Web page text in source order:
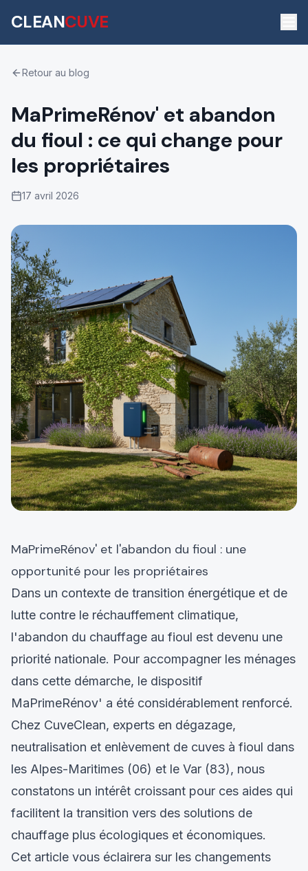
CLEANCUVE
Retour au blog
MaPrimeRénov' et abandon
du fioul : ce qui change pour
les propriétaires
17 avril 2026
MaPrimeRénov' et l'abandon du fioul : une
opportunité pour les propriétaires
Dans un contexte de transition énergétique et de
lutte contre le réchauffement climatique,
l'abandon du chauffage au fioul est devenu une
priorité nationale. Pour accompagner les ménages
dans cette démarche, le dispositif
MaPrimeRénov' a été considérablement renforcé.
Chez CuveClean, experts en dégazage,
neutralisation et enlèvement de cuves à fioul dans
les Alpes-Maritimes (06) et le Var (83), nous
constatons un intérêt croissant pour ces aides qui
facilitent la transition vers des solutions de
chauffage plus écologiques et économiques.
Cet article vous éclairera sur les changements